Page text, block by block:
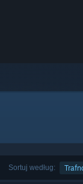
Sortuj według: